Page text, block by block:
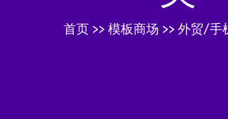
首页 >> 模板商场 >> 外贸/手